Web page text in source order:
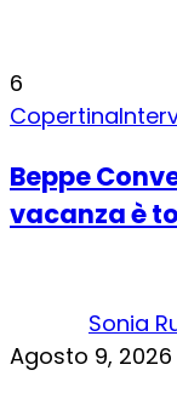
6
Copertina
Beppe
vacanza è
Sonia
Agosto 9, 2026